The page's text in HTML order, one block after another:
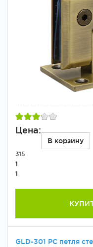
Цена:
В корзину
315
1
1
GLD-301 PC петля